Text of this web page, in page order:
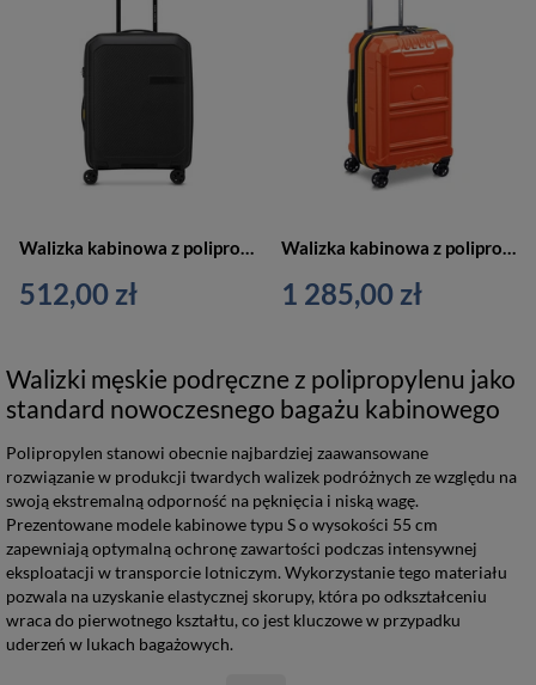
512,00 zł 1 285,00 zł
Walizki męskie podręczne z polipropylenu jako
standard nowoczesnego bagażu kabinowego
Polipropylen stanowi obecnie najbardziej zaawansowane
rozwiązanie w produkcji twardych walizek podróżnych ze względu na
swoją ekstremalną odporność na pęknięcia i niską wagę.
Prezentowane modele kabinowe typu S o wysokości 55 cm
zapewniają optymalną ochronę zawartości podczas intensywnej
eksploatacji w transporcie lotniczym. Wykorzystanie tego materiału
pozwala na uzyskanie elastycznej skorupy, która po odkształceniu
wraca do pierwotnego kształtu, co jest kluczowe w przypadku
uderzeń w lukach bagażowych.